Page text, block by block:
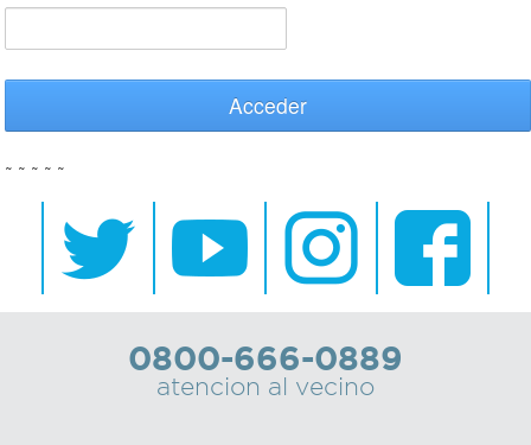
bondi
Recorrido
colectivos
Recarga
Acceder
~ ~ ~ ~ ~
0800-666-0889
atencion al vecino